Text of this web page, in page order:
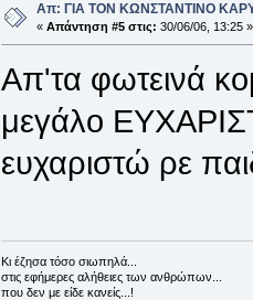
Απ: ΓΙΑ ΤΟΝ ΚΩΝΣΤΑΝΤΙΝΟ
« Απάντηση #5 στις: 30/06/06, 13:25 »
Απ'τα φωτεινά
μεγάλο
ευχαριστώ ρε
Κι έζησα τόσο σιωπηλά...
στις εφήμερες αλήθειες των ανθρώπων...
που δεν με είδε κανείς...!